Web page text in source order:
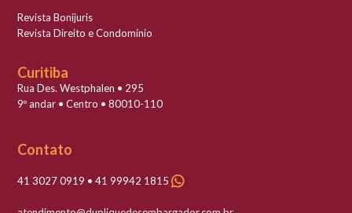
Revista Bonijuris
Revista Direito e Condomínio
Curitiba
Rua Des. Westphalen • 295
9º andar • Centro • 80010-110
Contato
41 3027 0919 • 41 99942 1815